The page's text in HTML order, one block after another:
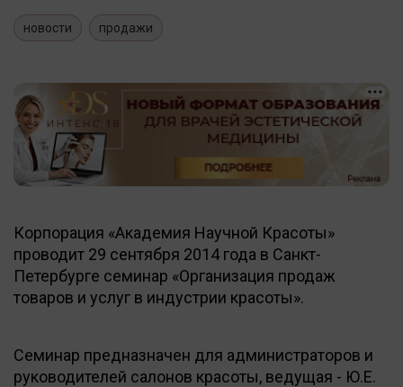
новости продажи
Корпорация «Академия Научной Красоты»
проводит 29 сентября 2014 года в Санкт-
Петербурге семинар «Организация продаж
товаров и услуг в индустрии красоты».
Семинар предназначен для администраторов и
руководителей салонов красоты, ведущая - Ю.Е.